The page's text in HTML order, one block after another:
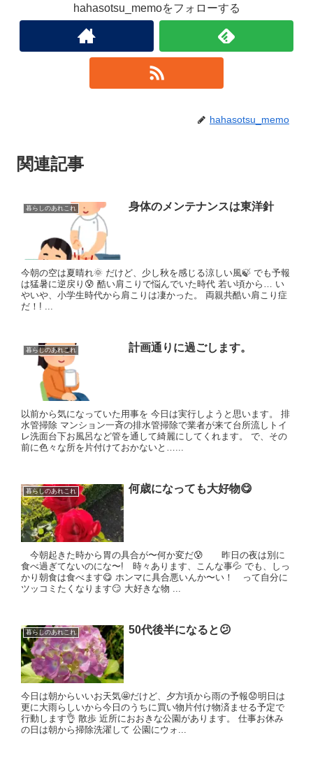
hahasotsu_memoをフォローする
hahasotsu_memo
関連記事
暮らしのあれこれ 身体のメンテナンスは東洋針
今朝の空は夏晴れ🌞 だけど、少し秋を感じる涼しい風🍃 でも予報
は猛暑に逆戻り😰 酷い肩こりで悩んでいた時代 若い頃から… い
やいや、小学生時代から肩こりは凄かった。 両親共酷い肩こり症
だ！! ...
暮らしのあれこれ 計画通りに過ごします。
以前から気になっていた用事を 今日は実行しようと思います。 排
水管掃除 マンション一斉の排水管掃除で業者が来て台所流しトイ
レ洗面台下お風呂など管を通して綺麗にしてくれます。 で、その
前に色々な所を片付けておかないと…...
暮らしのあれこれ 何歳になっても大好物😋
今朝起きた時から胃の具合が〜何か変だ😰 昨日の夜は別に
食べ過ぎてないのにな〜! 時々あります、こんな事💦 でも、しっ
かり朝食は食べます😋 ホンマに具合悪いんか〜い！ って自分に
ツッコミたくなります😏 大好きな物 ...
暮らしのあれこれ 50代後半になると😕
今日は朝からいいお天気🤩だけど、夕方頃から雨の予報😟明日は
更に大雨らしいから今日のうちに買い物片付け物済ませる予定で
行動します👌 散歩 近所におおきな公園があります。 仕事お休み
の日は朝から掃除洗濯して 公園にウォ...